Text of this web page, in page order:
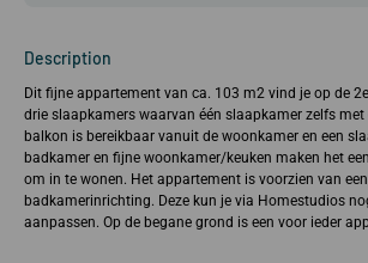
Description
Dit fijne appartement van ca. 103 m2 vind je op de
drie slaapkamers waarvan één slaapkamer zelfs
balkon is bereikbaar vanuit de woonkamer en een
badkamer en fijne woonkamer/keuken maken het
om in te wonen. Het appartement is voorzien van
badkamerinrichting. Deze kun je via Homestudios
aanpassen. Op de begane grond is een voor ieder